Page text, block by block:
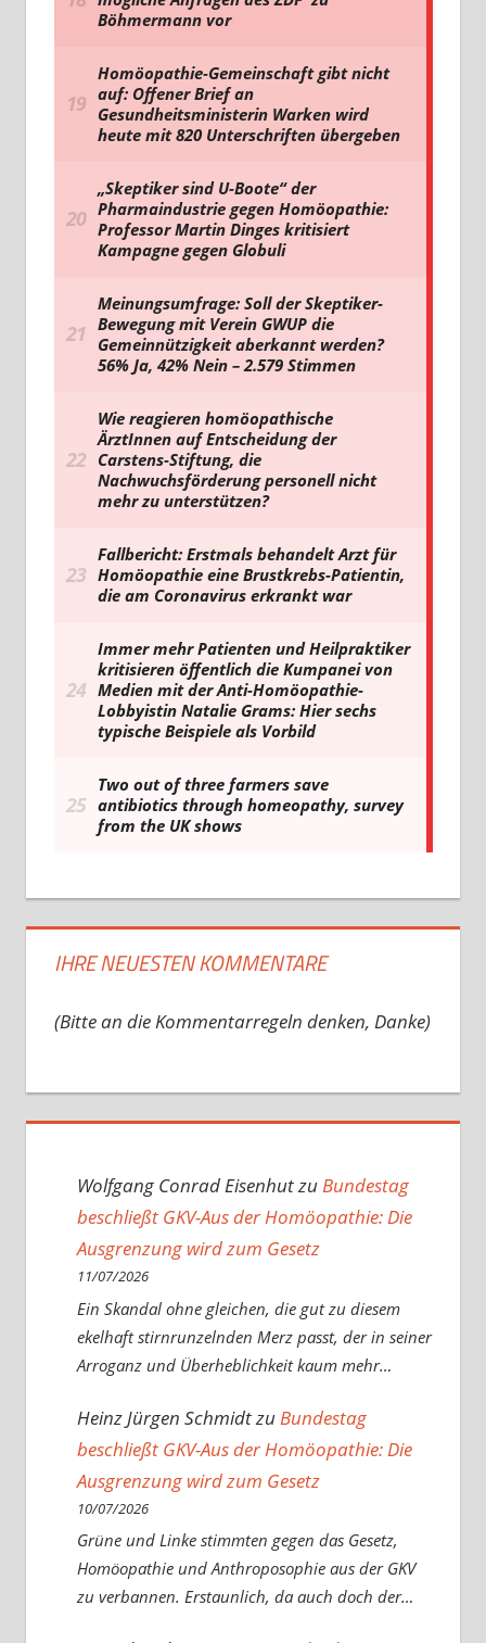
IHRE NEUESTEN KOMMENTARE
(Bitte an die Kommentarregeln denken, Danke)
Wolfgang Conrad EisenhutzuBundestag
beschließt GKV-Aus der Homöopathie: Die
Ausgrenzung wird zum Gesetz
11/07/2026
Ein Skandal ohne gleichen, die gut zu diesem
ekelhaft stirnrunzelnden Merz passt, der in seiner
Arroganz und Überheblichkeit kaum mehr…
Heinz Jürgen SchmidtzuBundestag
beschließt GKV-Aus der Homöopathie: Die
Ausgrenzung wird zum Gesetz
10/07/2026
Grüne und Linke stimmten gegen das Gesetz,
Homöopathie und Anthroposophie aus der GKV
zu verbannen. Erstaunlich, da auch doch der…